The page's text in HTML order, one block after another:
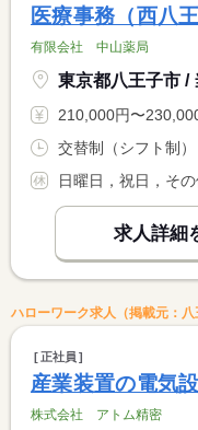
医療事務（西八
有限会社 中山薬局
210,000円〜230,000円 ※フルタイム求人
日曜日，祝日，そ
求人詳細
ハローワーク求人（掲載元：八
正社員
産業装置の電気
株式会社 アトム精密